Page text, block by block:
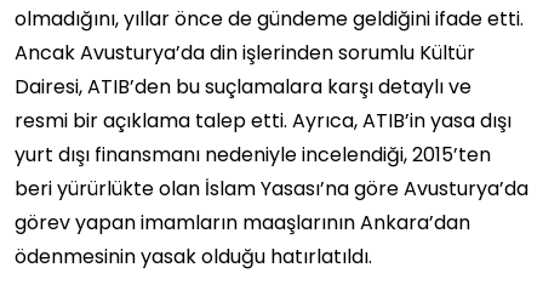
olmadığını, yıllar önce de gündeme geldiğini ifade etti.
Ancak Avusturya’da din işlerinden sorumlu Kültür
Dairesi, ATIB’den bu suçlamalara karşı detaylı ve
resmi bir açıklama talep etti. Ayrıca, ATIB’in yasa dışı
yurt dışı finansmanı nedeniyle incelendiği, 2015’ten
beri yürürlükte olan İslam Yasası’na göre Avusturya’da
görev yapan imamların maaşlarının Ankara’dan
ödenmesinin yasak olduğu hatırlatıldı.